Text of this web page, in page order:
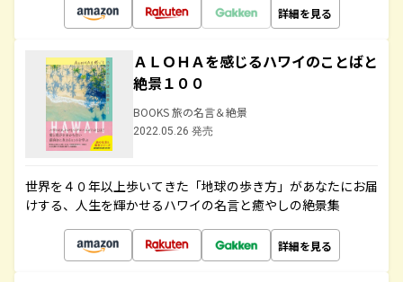
詳細を見る
ＡＬＯＨＡを感じるハワイのことばと
絶景１００
BOOKS 旅の名言＆絶景
2022.05.26 発売
世界を４０年以上歩いてきた「地球の歩き方」があなたにお届
けする、人生を輝かせるハワイの名言と癒やしの絶景集
詳細を見る